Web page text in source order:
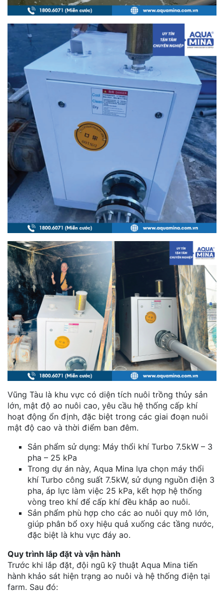
Vũng Tàu là khu vực có diện tích nuôi trồng thủy sản
lớn, mật độ ao nuôi cao, yêu cầu hệ thống cấp khí
hoạt động ổn định, đặc biệt trong các giai đoạn nuôi
mật độ cao và thời điểm ban đêm.
Sản phẩm sử dụng: Máy thổi khí Turbo 7.5kW – 3
pha – 25 kPa
Trong dự án này, Aqua Mina lựa chọn máy thổi
khí Turbo công suất 7.5kW, sử dụng nguồn điện 3
pha, áp lực làm việc 25 kPa, kết hợp hệ thống
vòng treo khí để cấp khí đều khắp ao nuôi.
Sản phẩm phù hợp cho các ao nuôi quy mô lớn,
giúp phân bổ oxy hiệu quả xuống các tầng nước,
đặc biệt là khu vực đáy ao.
Quy trình lắp đặt và vận hành
Trước khi lắp đặt, đội ngũ kỹ thuật Aqua Mina tiến
hành khảo sát hiện trạng ao nuôi và hệ thống điện tại
farm. Sau đó: